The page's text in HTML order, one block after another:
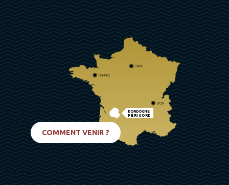
DORDOGNE
PÉRIGORD
PARIS
RENNES
LYON
COMMENT VENIR ?